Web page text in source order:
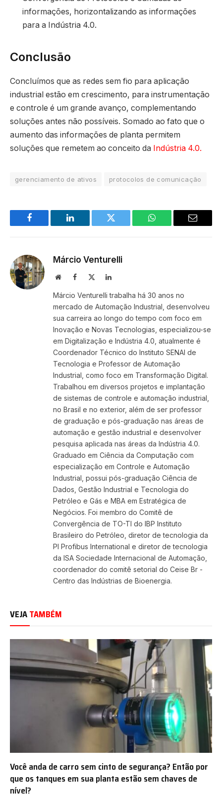
informações, horizontalizando as informações
para a Indústria 4.0.
Conclusão
Concluímos que as redes sem fio para aplicação
industrial estão em crescimento, para instrumentação
e controle é um grande avanço, complementando
soluções antes não possíveis. Somado ao fato que o
aumento das informações de planta permitem
soluções que remetem ao conceito da Indústria 4.0.
gerenciamento de ativos protocolos de comunicação
Facebook LinkedIn Twitter WhatsApp Email
Márcio Venturelli
Site Facebook LinkedIn
Márcio Venturelli trabalha há 30 anos no
mercado de Automação Industrial, desenvolveu
sua carreira ao longo do tempo com foco em
Inovação e Novas Tecnologias, especializou-se
em Digitalização e Indústria 4.0, atualmente é
Coordenador Técnico do Instituto SENAI de
Tecnologia e Professor de Automação
Industrial, como foco em Transformação Digital.
Trabalhou em diversos projetos e implantação
de sistemas de controle e automação industrial,
no Brasil e no exterior, além de ser professor
de graduação e pós-graduação nas áreas de
automação e gestão industrial e desenvolver
pesquisa aplicada nas áreas da Indústria 4.0.
Graduado em Ciência da Computação com
especialização em Controle e Automação
Industrial, possui pós-graduação Ciência de
Dados, Gestão Industrial e Tecnologia do
Petróleo e Gás e MBA em Estratégica de
Negócios. Foi membro do Comitê de
Convergência de TO-TI do IBP Instituto
Brasileiro do Petróleo, diretor de tecnologia da
PI Profibus International e diretor de tecnologia
da ISA Sociedade Internacional de Automação,
coordenador do comitê setorial do Ceise Br -
Centro das Indústrias de Bioenergia.
VEJATAMBÉM
Você anda de carro sem cinto de segurança? Então por
que os tanques em sua planta estão sem chaves de
nível?